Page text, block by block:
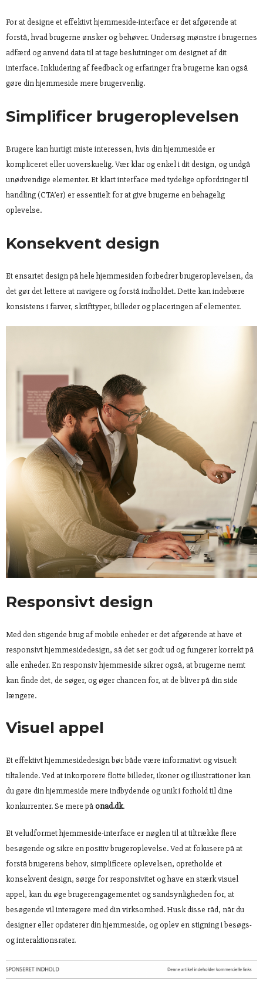
For at designe et effektivt hjemmeside-interface er det afgørende at
forstå, hvad brugerne ønsker og behøver. Undersøg mønstre i brugernes
adfærd og anvend data til at tage beslutninger om designet af dit
interface. Inkludering af feedback og erfaringer fra brugerne kan også
gøre din hjemmeside mere brugervenlig.
Simplificer brugeroplevelsen
Brugere kan hurtigt miste interessen, hvis din hjemmeside er
kompliceret eller uoverskuelig. Vær klar og enkel i dit design, og undgå
unødvendige elementer. Et klart interface med tydelige opfordringer til
handling (CTA’er) er essentielt for at give brugerne en behagelig
oplevelse.
Konsekvent design
Et ensartet design på hele hjemmesiden forbedrer brugeroplevelsen, da
det gør det lettere at navigere og forstå indholdet. Dette kan indebære
konsistens i farver, skrifttyper, billeder og placeringen af elementer.
Responsivt design
Med den stigende brug af mobile enheder er det afgørende at have et
responsivt hjemmesidedesign, så det ser godt ud og fungerer korrekt på
alle enheder. En responsiv hjemmeside sikrer også, at brugerne nemt
kan finde det, de søger, og øger chancen for, at de bliver på din side
længere.
Visuel appel
Et effektivt hjemmesidedesign bør både være informativt og visuelt
tiltalende. Ved at inkorporere flotte billeder, ikoner og illustrationer kan
du gøre din hjemmeside mere indbydende og unik i forhold til dine
konkurrenter. Se mere påonad.dk.
Et veludformet hjemmeside-interface er nøglen til at tiltrække flere
besøgende og sikre en positiv brugeroplevelse. Ved at fokusere på at
forstå brugerens behov, simplificere oplevelsen, opretholde et
konsekvent design, sørge for responsivitet og have en stærk visuel
appel, kan du øge brugerengagementet og sandsynligheden for, at
besøgende vil interagere med din virksomhed. Husk disse råd, når du
designer eller opdaterer din hjemmeside, og oplev en stigning i besøgs-
og interaktionsrater.